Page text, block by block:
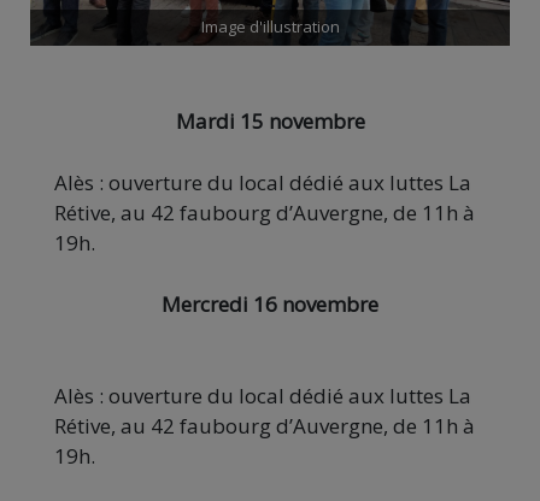
Image d'illustration
Mardi 15 novembre
Alès : ouverture du local dédié aux luttes La
Rétive, au 42 faubourg d’Auvergne, de 11h à
19h.
Mercredi 16 novembre
Alès : ouverture du local dédié aux luttes La
Rétive, au 42 faubourg d’Auvergne, de 11h à
19h.